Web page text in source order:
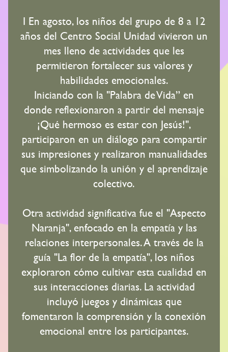
I En agosto, los niños del grupo de 8 a 12
años del Centro Social Unidad vivieron un
mes lleno de actividades que les
permitieron fortalecer sus valores y
habilidades emocionales.
Iniciando con la "Palabra de Vida” en
donde reflexionaron a partir del mensaje
¡Qué hermoso es estar con Jesús!",
participaron en un diálogo para compartir
sus impresiones y realizaron manualidades
que simbolizando la unión y el aprendizaje
colectivo.
Otra actividad significativa fue el "Aspecto
Naranja", enfocado en la empatía y las
relaciones interpersonales. A través de la
guía "La flor de la empatía", los niños
exploraron cómo cultivar esta cualidad en
sus interacciones diarias. La actividad
incluyó juegos y dinámicas que
fomentaron la comprensión y la conexión
emocional entre los participantes.